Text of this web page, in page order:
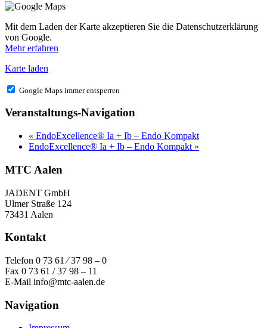
Mit dem Laden der Karte akzeptieren Sie die Datenschutzerklärung
von Google.
Mehr erfahren
Karte laden
Google Maps immer entsperren
Veranstaltungs-Navigation
« EndoExcellence® Ia + Ib – Endo Kompakt
EndoExcellence® Ia + Ib – Endo Kompakt »
MTC Aalen
JADENT GmbH
Ulmer Straße 124
73431 Aalen
Kontakt
Telefon 0 73 61 ⁄ 37 98 – 0
Fax 0 73 61 / 37 98 – 11
E-Mail info@mtc-aalen.de
Navigation